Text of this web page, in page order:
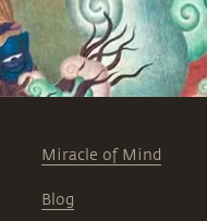
Miracle of Mind
Blog